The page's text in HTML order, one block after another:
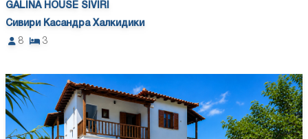
GALINA HOUSE SIVIRI
Сивири Касандра Халкидики
8
3